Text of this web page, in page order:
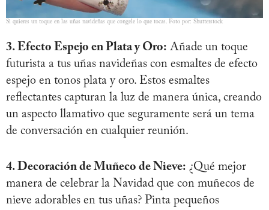
Si quieres un toque en las uñas navideñas que congele lo que tocas. Foto por: Shutterstock
3. Efecto Espejo en Plata y Oro: Añade un toque
futurista a tus uñas navideñas con esmaltes de efecto
espejo en tonos plata y oro. Estos esmaltes
reflectantes capturan la luz de manera única, creando
un aspecto llamativo que seguramente será un tema
de conversación en cualquier reunión.
4. Decoración de Muñeco de Nieve: ¿Qué mejor
manera de celebrar la Navidad que con muñecos de
nieve adorables en tus uñas? Pinta pequeños